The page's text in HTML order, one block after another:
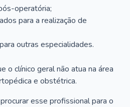
operatória;
para a realização de
outras especialidades.
o clínico geral não atua na área
e obstétrica.
esse profissional para o